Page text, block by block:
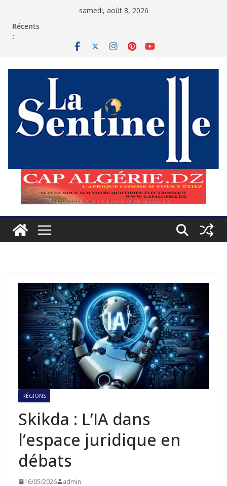
samedi, août 8, 2026
Récents
:
RÉGIONS
Skikda : L’IA dans
l’espace juridique en
débats
16/05/2026 admin